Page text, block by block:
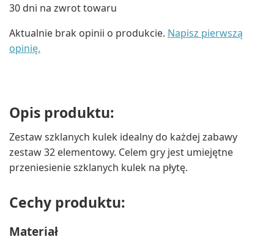
30 dni na zwrot towaru
Aktualnie brak opinii o produkcie. Napisz pierwszą
opinię.
Opis produktu:
Zestaw szklanych kulek idealny do każdej zabawy
zestaw 32 elementowy. Celem gry jest umiejętne
przeniesienie szklanych kulek na płytę.
Cechy produktu:
Materiał